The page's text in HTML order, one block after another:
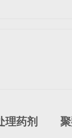
理药剂